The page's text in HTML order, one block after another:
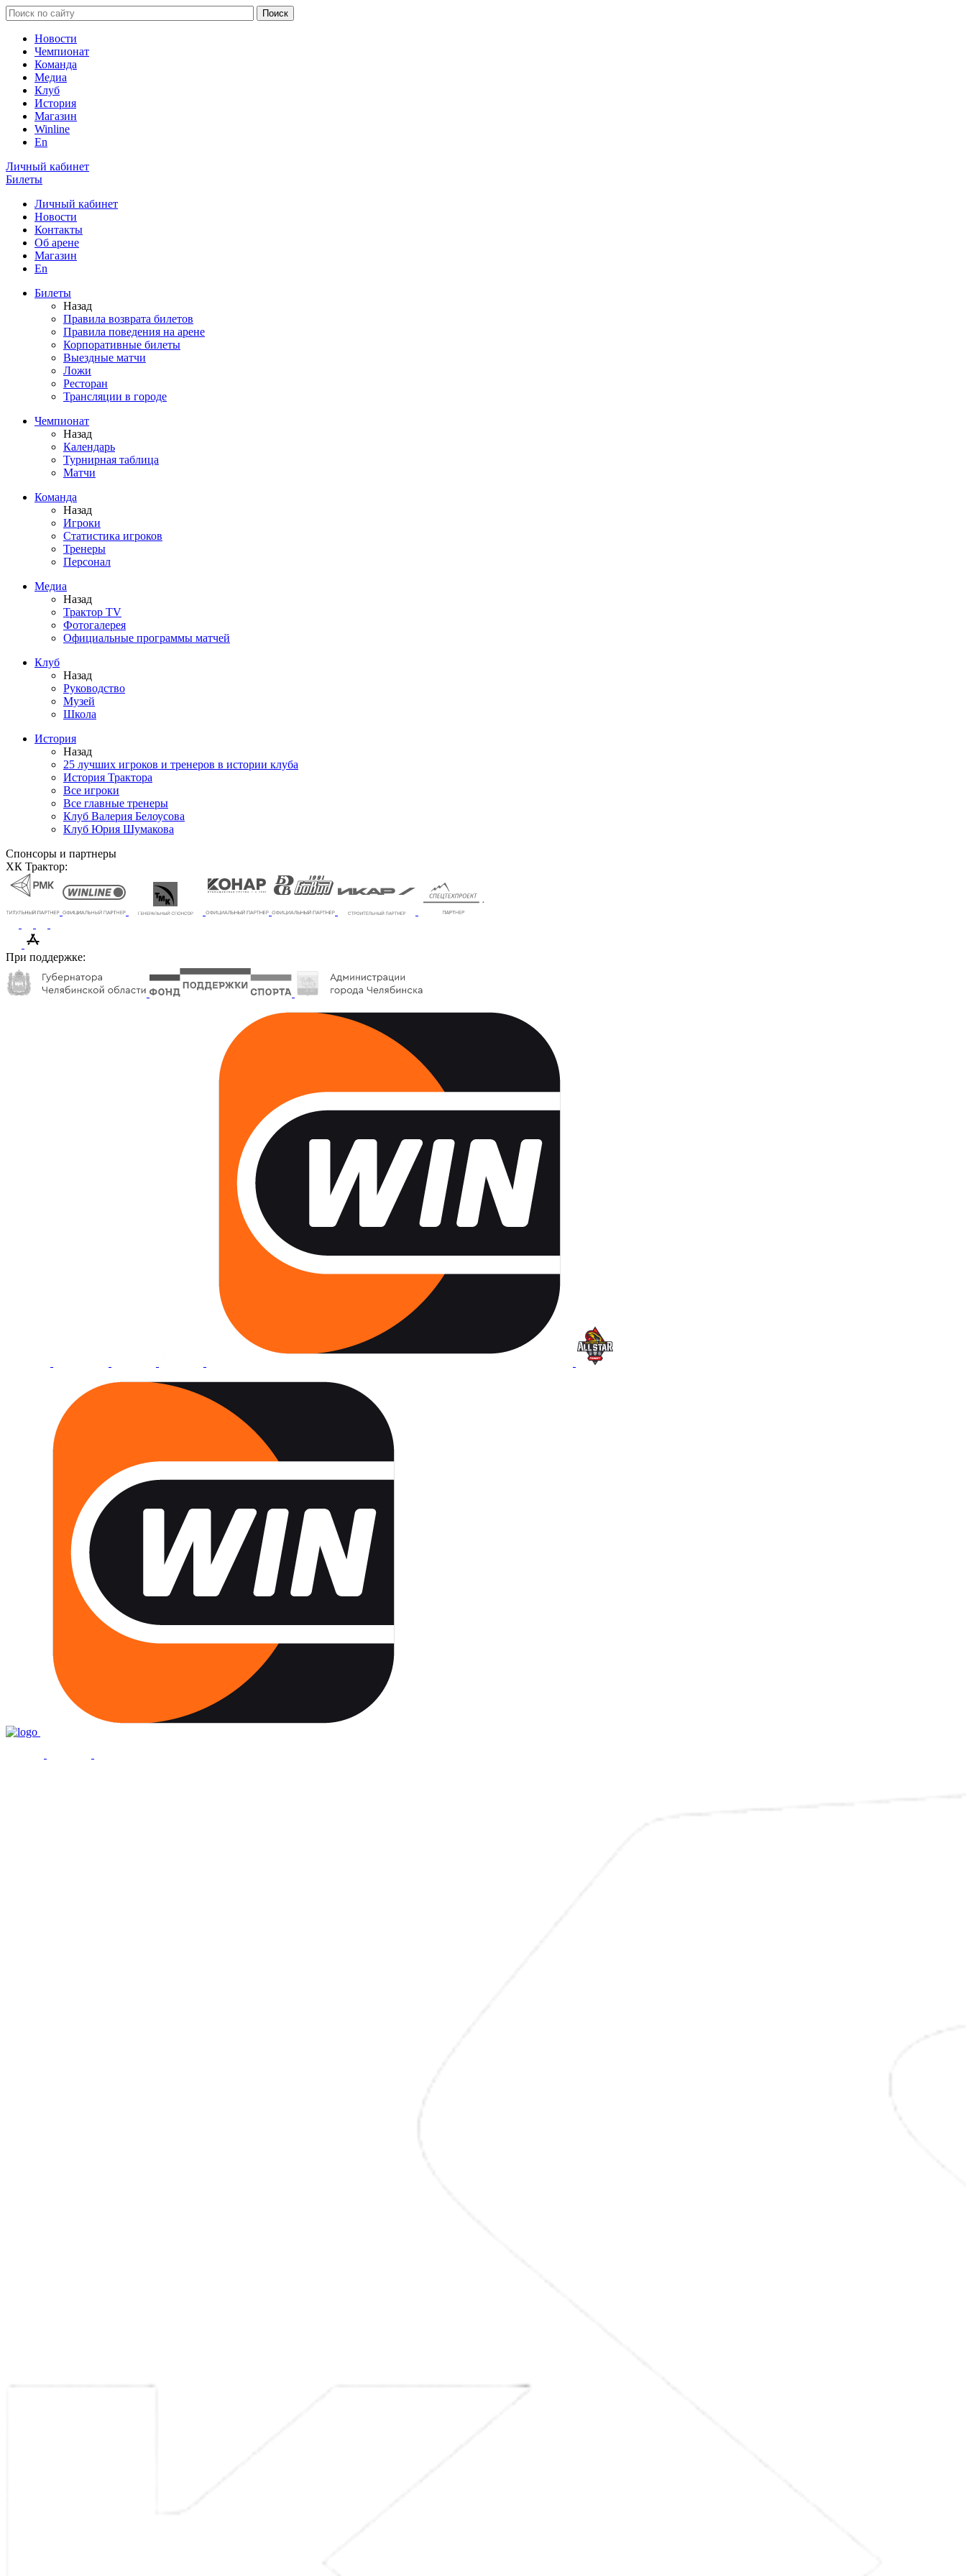
Новости
Чемпионат
Команда
Медиа
Клуб
История
Магазин
Winline
En
Личный кабинет
Билеты
Личный кабинет
Новости
Контакты
Об арене
Магазин
En
Билеты
Назад
Правила возврата билетов
Правила поведения на арене
Корпоративные билеты
Выездные матчи
Ложи
Ресторан
Трансляции в городе
Чемпионат
Назад
Календарь
Турнирная таблица
Матчи
Команда
Назад
Игроки
Статистика игроков
Тренеры
Персонал
Медиа
Назад
Трактор TV
Фотогалерея
Официальные программы матчей
Клуб
Назад
Руководство
Музей
Школа
История
Назад
25 лучших игроков и тренеров в истории клуба
История Трактора
Все игроки
Все главные тренеры
Клуб Валерия Белоусова
Клуб Юрия Шумакова
Спонсоры и партнеры
ХК Трактор:
При поддержке: